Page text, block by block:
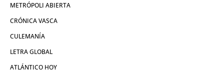
METRÓPOLI ABIERTA
CRÓNICA VASCA
CULEMANÍA
LETRA GLOBAL
ATLÁNTICO HOY